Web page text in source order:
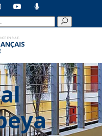
Recherche
pour :